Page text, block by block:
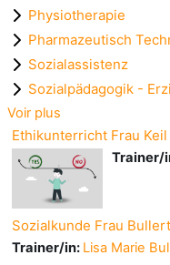
Physiotherapie
Pharmazeutisch
Sozialassistenz
Sozialpädagogik -
Voir plus
Ethikunterricht Frau Keil
Trainer/
Sozialkunde Frau Bullert
Trainer/in: Lisa Marie